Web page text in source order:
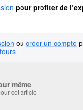
pour profiter de
ou créer un compte
même
cet article